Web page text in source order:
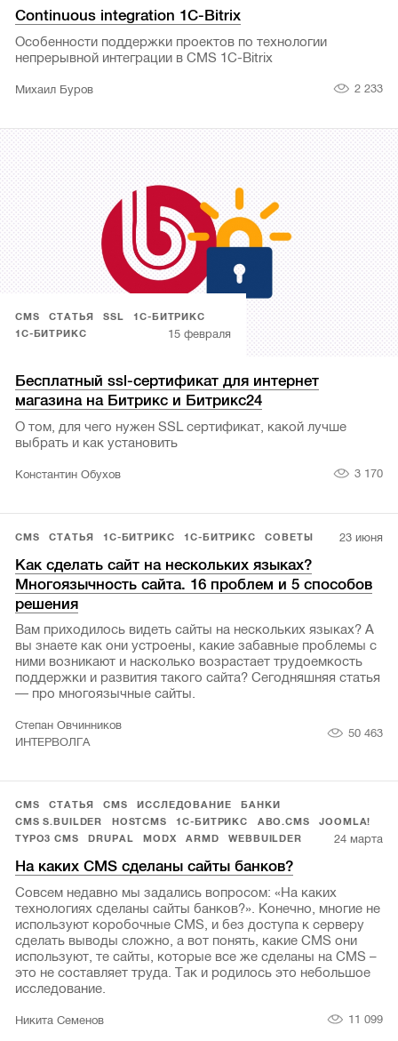
Continuous integration 1C-Bitrix
Особенности поддержки проектов по технологии
непрерывной интеграции в CMS 1C-Bitrix
Михаил Буров 2 233
CMS СТАТЬЯ SSL
1С-БИТРИКС
1С-БИТРИКС
15 февраля
Бесплатный ssl-сертификат для интернет
магазина на Битрикс и Битрикс24
О том, для чего нужен SSL сертификат, какой лучше
выбрать и как установить
Константин Обухов 3 170
CMS СТАТЬЯ 1С-БИТРИКС 1С-БИТРИКС СОВЕТЫ 23 июня
Как сделать сайт на нескольких языках?
Многоязычность сайта. 16 проблем и 5 способов
решения
Вам приходилось видеть сайты на нескольких языках? А
вы знаете как они устроены, какие забавные проблемы с
ними возникают и насколько возрастает трудоемкость
поддержки и развития такого сайта? Сегодняшняя статья
— про многоязычные сайты.
Степан Овчинников
ИНТЕРВОЛГА
50 463
CMS СТАТЬЯ CMS ИССЛЕДОВАНИЕ
БАНКИ
CMS S.BUILDER
HOSTCMS 1С-БИТРИКС ABO.CMS
JOOMLA!
TYPO3 CMS
DRUPAL MODX ARMD WEBBUILDER 24 марта
На каких CMS сделаны сайты банков?
Совсем недавно мы задались вопросом: «На каких
технологиях сделаны сайты банков?». Конечно, многие не
используют коробочные CMS, и без доступа к серверу
сделать выводы сложно, а вот понять, какие CMS они
используют, те сайты, которые все же сделаны на CMS –
это не составляет труда. Так и родилось это небольшое
исследование.
Никита Семенов 11 099